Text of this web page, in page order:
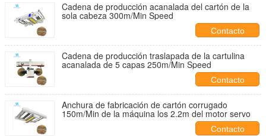
Cadena de producción acanalada del cartón de la
sola cabeza 300m/Min Speed
Contacto
Cadena de producción traslapada de la cartulina
acanalada de 5 capas 250m/Min Speed
Contacto
Anchura de fabricación de cartón corrugado
150m/Min de la máquina los 2.2m del motor servo
Contacto